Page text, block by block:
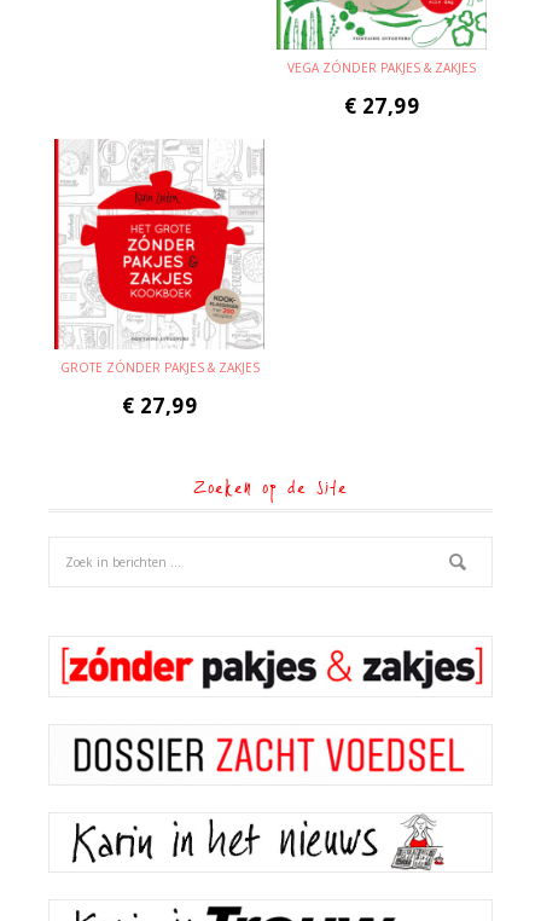
VEGA ZÓNDER PAKJES & ZAKJES
€ 27,99
GROTE ZÓNDER PAKJES & ZAKJES
€ 27,99
Zoeken op de site